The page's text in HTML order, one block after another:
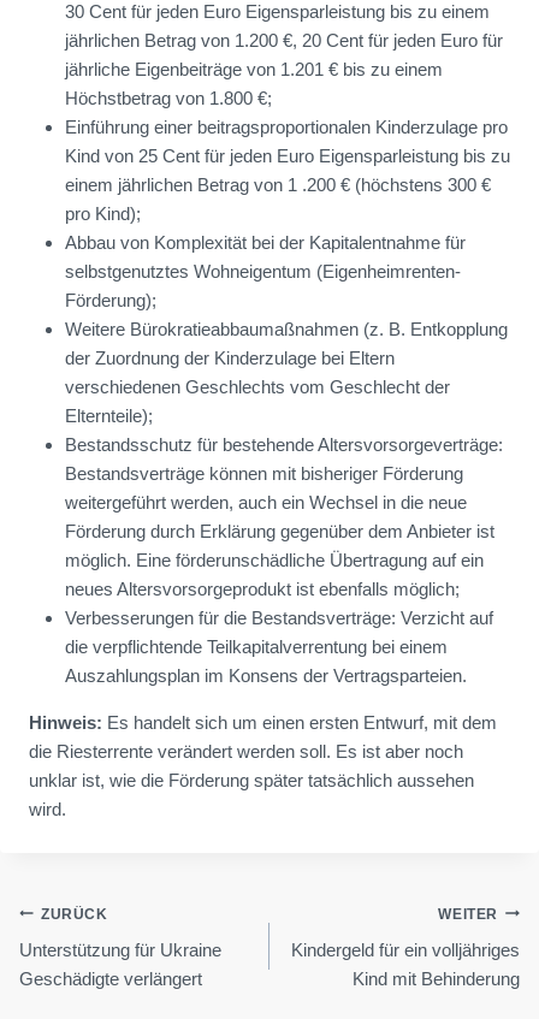
30 Cent für jeden Euro Eigensparleistung bis zu einem
jährlichen Betrag von 1.200 €, 20 Cent für jeden Euro für
jährliche Eigenbeiträge von 1.201 € bis zu einem
Höchstbetrag von 1.800 €;
Einführung einer beitragsproportionalen Kinderzulage pro
Kind von 25 Cent für jeden Euro Eigensparleistung bis zu
einem jährlichen Betrag von 1 .200 € (höchstens 300 €
pro Kind);
Abbau von Komplexität bei der Kapitalentnahme für
selbstgenutztes Wohneigentum (Eigenheimrenten-
Förderung);
Weitere Bürokratieabbaumaßnahmen (z. B. Entkopplung
der Zuordnung der Kinderzulage bei Eltern
verschiedenen Geschlechts vom Geschlecht der
Elternteile);
Bestandsschutz für bestehende Altersvorsorgeverträge:
Bestandsverträge können mit bisheriger Förderung
weitergeführt werden, auch ein Wechsel in die neue
Förderung durch Erklärung gegenüber dem Anbieter ist
möglich. Eine förderunschädliche Übertragung auf ein
neues Altersvorsorgeprodukt ist ebenfalls möglich;
Verbesserungen für die Bestandsverträge: Verzicht auf
die verpflichtende Teilkapitalverrentung bei einem
Auszahlungsplan im Konsens der Vertragsparteien.
Hinweis: Es handelt sich um einen ersten Entwurf, mit dem
die Riesterrente verändert werden soll. Es ist aber noch
unklar ist, wie die Förderung später tatsächlich aussehen
wird.
Beitragsnavigation
ZURÜCK
Unterstützung für Ukraine
Geschädigte verlängert
WEITER
Kindergeld für ein volljähriges
Kind mit Behinderung